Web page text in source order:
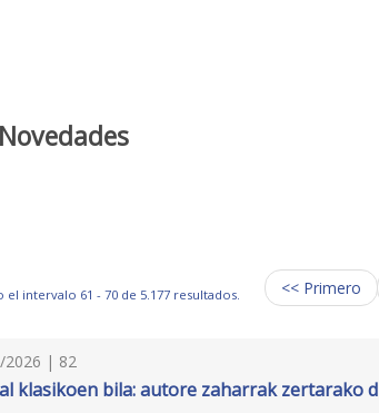
Novedades
el intervalo 61 - 70 de 5.177 resultados. << Primero
2026 | 82
klasikoen bila: autore zaharrak zertarako